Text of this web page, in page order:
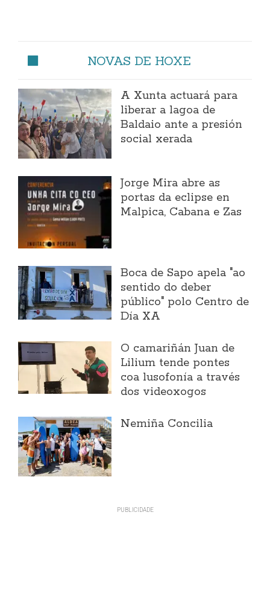
NOVAS DE HOXE
A Xunta actuará para
liberar a lagoa de
Baldaio ante a presión
social xerada
Jorge Mira abre as
portas da eclipse en
Malpica, Cabana e Zas
Boca de Sapo apela "ao
sentido do deber
público" polo Centro de
Día XA
O camariñán Juan de
Lilium tende pontes
coa lusofonía a través
dos videoxogos
Nemiña Concilia